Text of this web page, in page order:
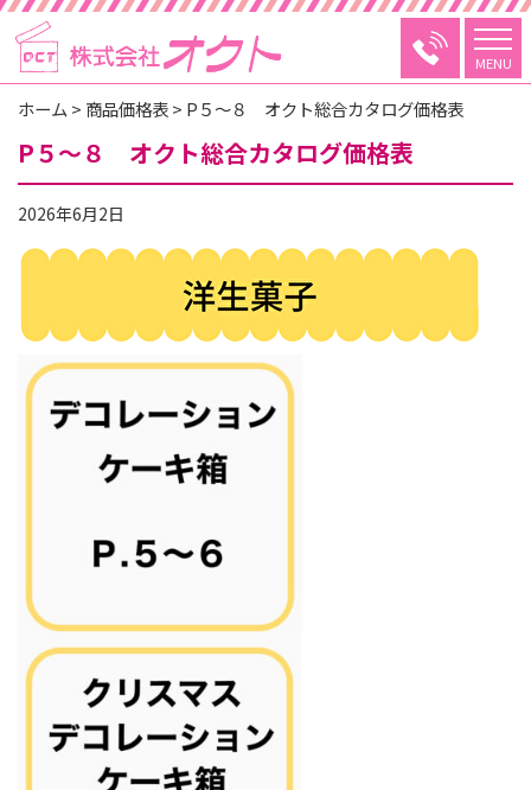
MENU
ホーム > 商品価格表> P５～８ オクト総合カタログ価格表
P５～８ オクト総合カタログ価格表
2026年6月2日